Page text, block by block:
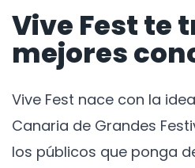
Vive Fest te
mejores
Vive Fest nace con la
Canaria de Grandes
los públicos que ponga